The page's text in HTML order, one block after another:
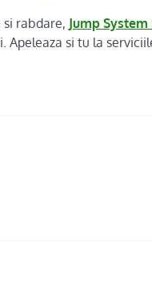
si rabdare, Jump
Apeleaza si tu la